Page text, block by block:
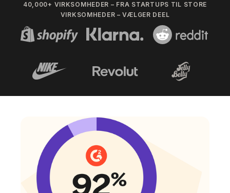
40,000+ VIRKSOMHEDER – FRA STARTUPS TIL STORE
VIRKSOMHEDER – VÆLGER DEEL